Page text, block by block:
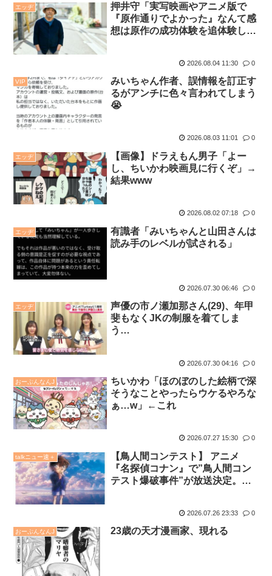
エッヂ
押井守「実写映画やアニメ版で
『原作通りでよかった』なんて感
想は原作の成功体験を追体験した
2026.08.04 11:30 0
VIP
みいちゃん作者、誤情報を訂正す
るがアンチに色々言われてしまう
😭
2026.08.03 11:01 0
エッヂ
【画像】ドラえもん男子「よー
し、ちいかわ映画見に行くぞ」→
結果www
2026.08.02 07:18 0
エッヂ
有識者「みいちゃんと山田さんは
読み手のレベルが試される」
2026.07.30 06:46 0
エッヂ
声優の市ノ瀬加那さん(29)、年甲
斐もなくJKの制服を着てしま
う…
2026.07.30 04:16 0
おーぷんなんJ
ちいかわ「ほのぼのした絵柄で深
そうなことやったらウケるやろな
ぁ…w」←これ
2026.07.27 15:30 0
talkニュー速＋
【鳥人間コンテスト】 アニメ
『名探偵コナン』で”鳥人間コン
テスト爆破事件”が放送決定。小
2026.07.26 23:33 0
おーぷんなんJ 23歳の天才漫画家、現れる